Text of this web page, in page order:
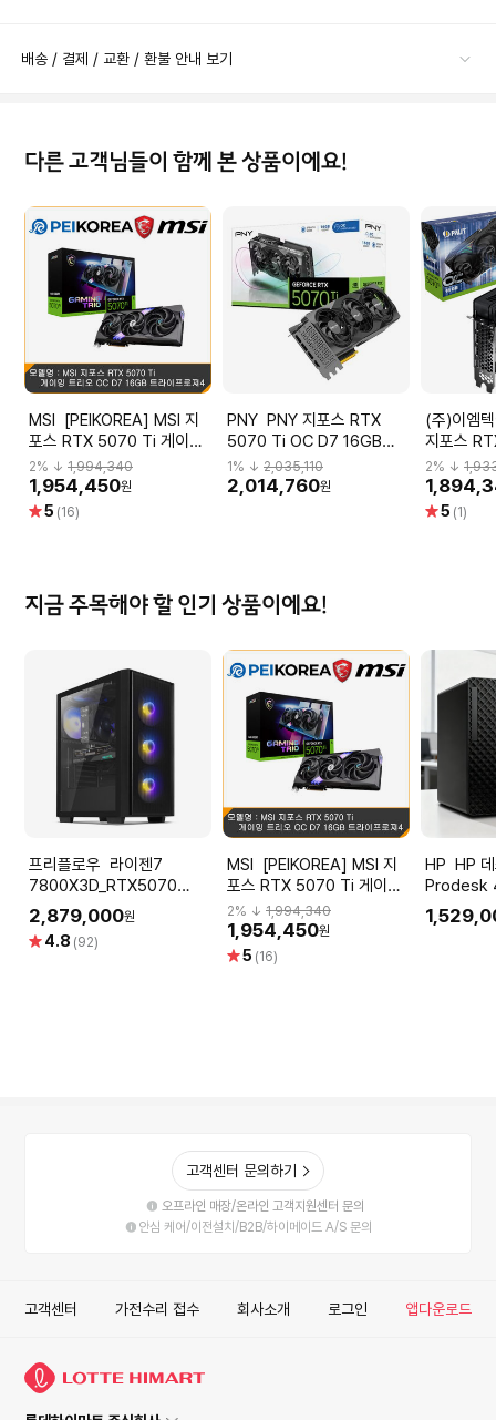
배송 / 결제 / 교환 / 환불 안내 보기
다른 고객님들이 함께 본 상품이에요!
MSI [PEIKOREA] MSI 지
포스 RTX 5070 Ti 게이밍
트리오 OC D7 16GB 트라
이프로져4
2% ↓ 1,994,340
1,954,450원
별5 (16)
PNY PNY 지포스 RTX
5070 Ti OC D7 16GB
Triple Fan 제이씨현
1 % ↓2,035,110
2,014,760원
(주)이엠텍
지포스
16GB 이
2% ↓
별5 (1)
지금 주목해야 할 인기 상품이에요!
프리플로우 라이젠7
7800X3D_RTX5070
12GB 컴퓨터본체 (ULTRA
GAMING X7 A57L) AMD
게이밍컴퓨터 조립PC
2,879,000원
별 4.8 (92)
MSI [PEIKOREA] MSI 지
포스 RTX 5070 Ti 게이밍
트리오 OC D7 16GB 트라
이프로져4
2% ↓1,994,340
1,954,450원
별5 (16)
HP HP 데스크탑 PC
Prodesk
울트라7
고객센터 문의하기
오프라인 매장/온라인 고객지원센터 문의
안심 케어/이전설치/B2B/하이메이드 A/S 문의
고객센터 가전수리 접수 회사소개 로그인 앱다운로드